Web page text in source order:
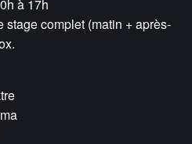
à 17h
complet (matin + après-